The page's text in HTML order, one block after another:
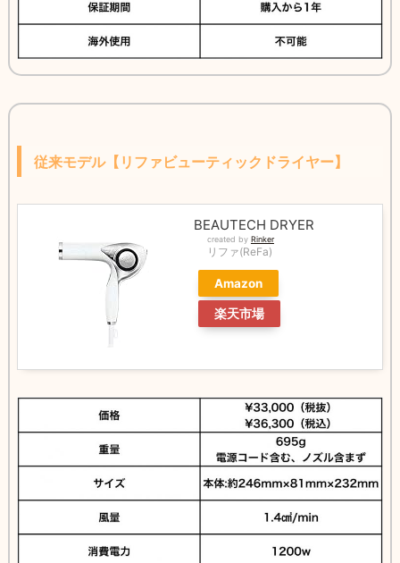
従来モデル【リファビューティックドライヤー】
BEAUTECH DRYER
created by Rinker
リファ(ReFa)
Amazon
楽天市場